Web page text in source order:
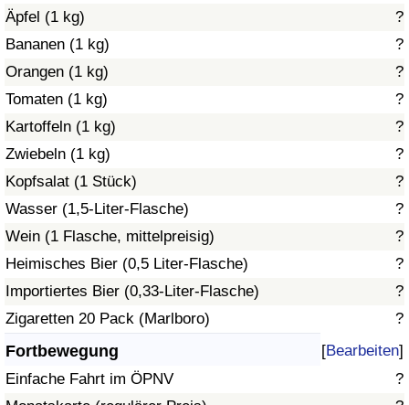
Äpfel (1 kg)
?
Bananen (1 kg)
?
Orangen (1 kg)
?
Tomaten (1 kg)
?
Kartoffeln (1 kg)
?
Zwiebeln (1 kg)
?
Kopfsalat (1 Stück)
?
Wasser (1,5-Liter-Flasche)
?
Wein (1 Flasche, mittelpreisig)
?
Heimisches Bier (0,5 Liter-Flasche)
?
Importiertes Bier (0,33-Liter-Flasche)
?
Zigaretten 20 Pack (Marlboro)
?
Fortbewegung [Bearbeiten]
Einfache Fahrt im ÖPNV
?
Verschmutzungsindex
Umweltverschmutzungs-Index nach Land
Verkehr
Verkehrs-Index
Verkehrs-Index (aktuell)
Verkehrs-Index nach Land